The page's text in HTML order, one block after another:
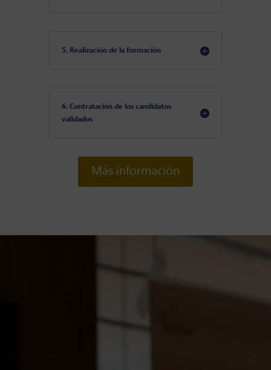
5. Realización de la formación
6. Contratación de los candidatos
validados
Más información